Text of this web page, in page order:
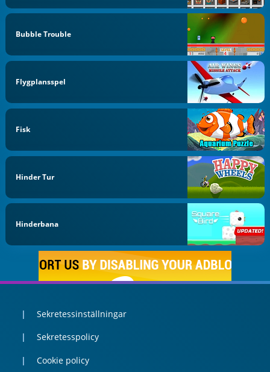
Bubble Trouble
Flygplansspel
Fisk
Hinder Tur
Hinderbana
Sekretessinställningar
Sekretesspolicy
Cookie policy